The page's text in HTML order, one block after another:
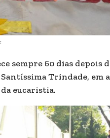
sempre 60 dias depois
Trindade, em
eucaristia.